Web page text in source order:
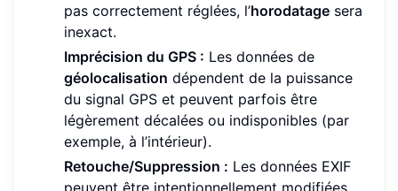
pas correctement réglées, l’horodatage sera
inexact.
Imprécision du GPS : Les données de
géolocalisation dépendent de la puissance
du signal GPS et peuvent parfois être
légèrement décalées ou indisponibles (par
exemple, à l’intérieur).
Retouche/Suppression : Les données EXIF
peuvent être intentionnellement modifiées